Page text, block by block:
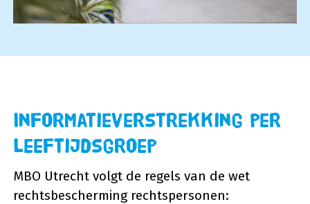
Informatieverstrekking per
leeftijdsgroep
MBO Utrecht volgt de regels van de wet
rechtsbescherming rechtspersonen: